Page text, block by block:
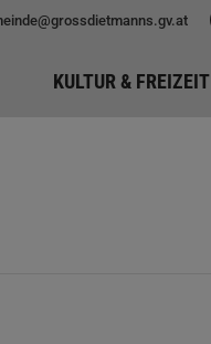
KULTUR & FREIZEIT